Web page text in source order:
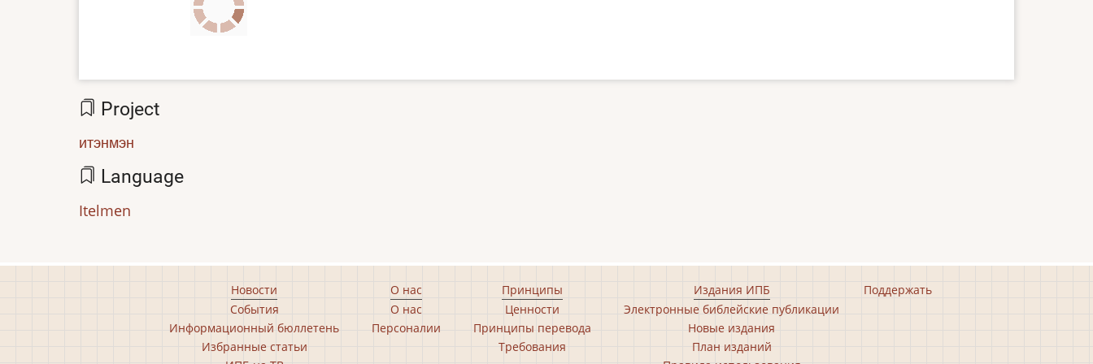
Project
итэнмэн
Language
Itelmen
Новости
События
Информационный бюллетень
Избранные статьи
О нас
О нас
Персоналии
Принципы
Ценности
Принципы перевода
Требования
Издания ИПБ
Электронные библейские публикации
Новые издания
План изданий
Поддержать